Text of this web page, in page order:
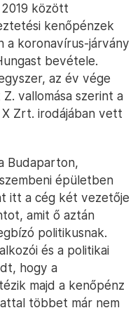
között
kenőpénzek
a koronavírus-járvány
bevétele.
az év vége
vallomása szerint a
Zrt. irodájában vett
Budaparton,
épületben
itt a cég két vezetője
amit ő aztán
politikusnak.
és a politikai
hogy a
majd a kenőpénz
többet már nem